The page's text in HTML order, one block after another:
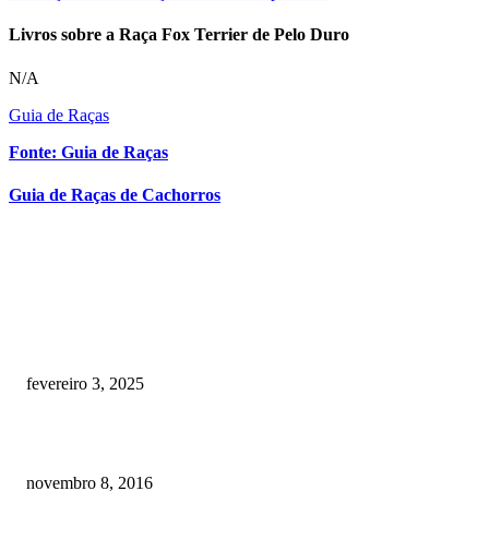
Livros sobre a Raça Fox Terrier de Pelo Duro
N/A
Guia de Raças
Fonte: Guia de Raças
Guia de Raças de Cachorros
fevereiro 3, 2025
novembro 8, 2016